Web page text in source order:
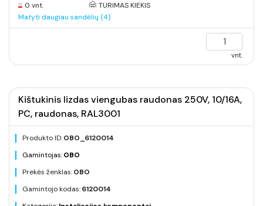
0 vnt.
TURIMAS KIEKIS
Matyti daugiau sandėlių (4)
vnt.
Kištukinis lizdas viengubas raudonas 250V, 10/16A,
PC, raudonas, RAL3001
Produkto ID:OBO_6120014
Gamintojas:OBO
Prekės ženklas:OBO
Gamintojo kodas:6120014